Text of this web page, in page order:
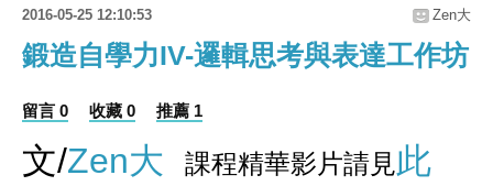
2016-05-25 12:10:53 Zen大
鍛造自學力IV-邏輯思考與表達工作坊
留言 0 收藏 0 推薦 1
文/Zen大 課程精華影片請見此